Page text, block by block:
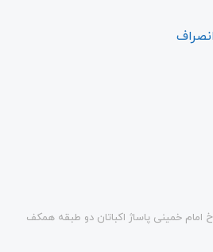
انصراف
امام خمینی پاساژ اکباتان دو طبقه همکف